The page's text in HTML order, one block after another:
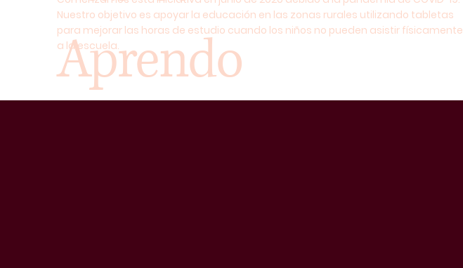
Aprendo
Nuestro objetivo es apoyar la educación en las zonas rurales utilizando tabletas
para mejorar las horas de estudio cuando los niños no pueden asistir físicamente
a la escuela.